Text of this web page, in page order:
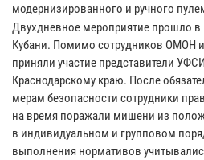
модернизированного и ручного
Двухдневное мероприятие прошло в
Кубани. Помимо сотрудников ОМОН
приняли участие представители
Краснодарскому краю. После
мерам безопасности сотрудники
на время поражали мишени из
в индивидуальном и групповом
выполнения нормативов